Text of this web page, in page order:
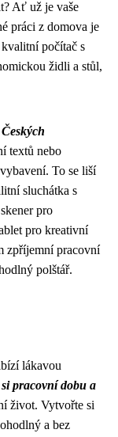
Ať už je vaše
práci z domova je
počítač s
židli a stůl,
textů nebo
To se liší
sluchátka s
pro
pro kreativní
zpříjemní pracovní
polštář.
lákavou
pracovní dobu a
život. Vytvořte si
a bez